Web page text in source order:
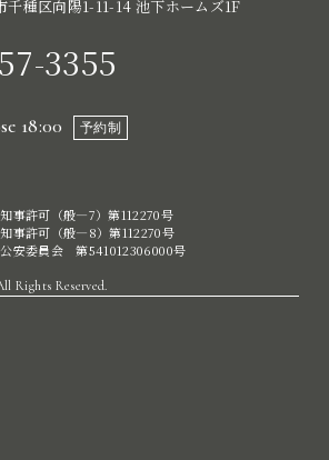
種区向陽1-11-14 池下ホームズ1F
3355
18:00 予約制
事許可（般―7）第112270号
事許可（般―8）第112270号
安委員会 第541012306000号
Rights Reserved.